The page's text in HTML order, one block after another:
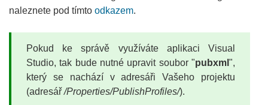
naleznete pod tímto odkazem.
Pokud ke správě využíváte aplikaci Visual
Studio, tak bude nutné upravit soubor "pubxml ",
který se nachází v adresáři Vašeho projektu
(adresář/Properties/PublishProfiles/).